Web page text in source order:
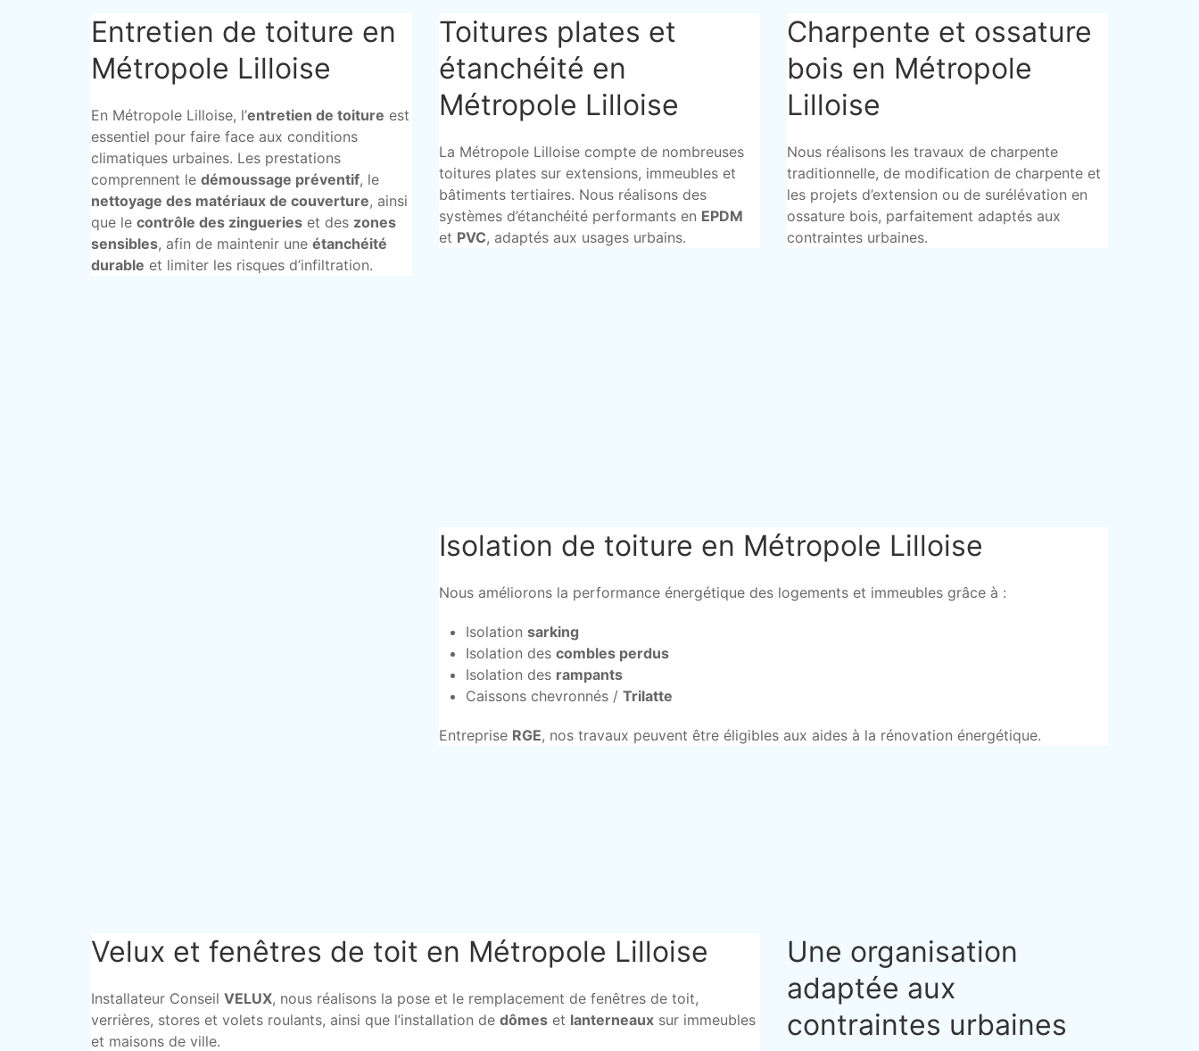
Entretien de toiture en
Métropole Lilloise
En Métropole Lilloise, l’entretien de toiture est
essentiel pour faire face aux conditions
climatiques urbaines. Les prestations
comprennent le démoussage préventif, le
nettoyage des matériaux de couverture, ainsi
que le contrôle des zingueries et des zones
sensibles, afin de maintenir une étanchéité
durable et limiter les risques d’infiltration.
Toitures plates et
étanchéité en
Métropole Lilloise
La Métropole Lilloise compte de nombreuses
toitures plates sur extensions, immeubles et
bâtiments tertiaires. Nous réalisons des
systèmes d’étanchéité performants en EPDM
et PVC, adaptés aux usages urbains.
Charpente et ossature
bois en Métropole
Lilloise
Nous réalisons les travaux de charpente
traditionnelle, de modification de charpente et
les projets d’extension ou de surélévation en
ossature bois, parfaitement adaptés aux
contraintes urbaines.
Isolation de toiture en Métropole Lilloise
Nous améliorons la performance énergétique des logements et immeubles grâce à :
Isolation sarking
Isolation des combles perdus
Isolation des rampants
Caissons chevronnés / Trilatte
Entreprise RGE, nos travaux peuvent être éligibles aux aides à la rénovation énergétique.
Velux et fenêtres de toit en Métropole Lilloise
Installateur Conseil VELUX, nous réalisons la pose et le remplacement de fenêtres de toit,
verrières, stores et volets roulants, ainsi que l’installation de dômes et lanterneaux sur immeubles
et maisons de ville.
Une organisation
adaptée aux
contraintes urbaines